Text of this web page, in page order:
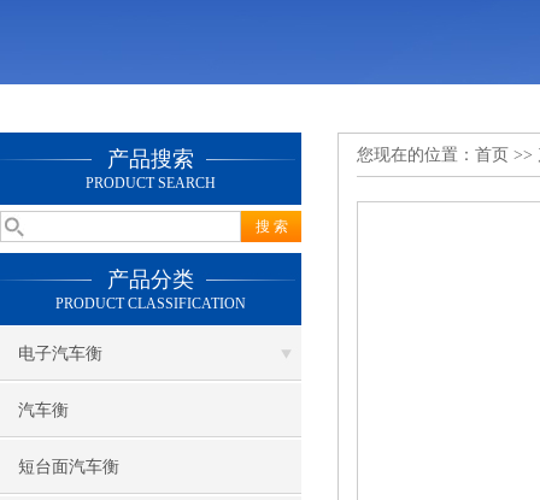
产品搜索
PRODUCT SEARCH
产品分类
PRODUCT CLASSIFICATION
电子汽车衡
汽车衡
短台面汽车衡
您现在的位置： 首页 >>